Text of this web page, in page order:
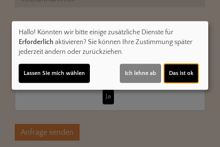
Datenschutzeinverstanden.
Ja
Anfrage senden
Hallo! Könnten wir bitte einige zusätzliche Dienste für
Erforderlich aktivieren? Sie können Ihre Zustimmung später
jederzeit ändern oder zurückziehen.
Lassen Sie mich wählen Ich lehne ab Das ist ok